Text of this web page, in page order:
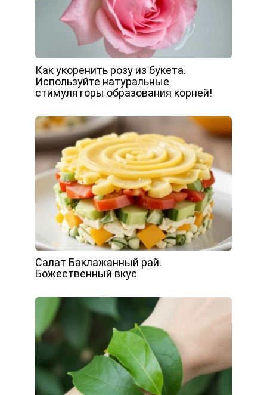
Как укоренить розу из букета.
Используйте натуральные
стимуляторы образования корней!
Салат Баклажанный рай.
Божественный вкус